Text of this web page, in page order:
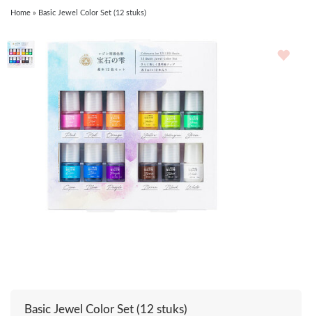
Home » Basic Jewel Color Set (12 stuks)
Basic Jewel Color Set (12 stuks)